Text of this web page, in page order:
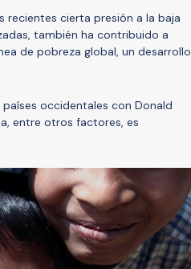
recientes cierta presión a la baja
también ha contribuido a
de pobreza global, un desarrollo
occidentales con Donald
entre otros factores, es